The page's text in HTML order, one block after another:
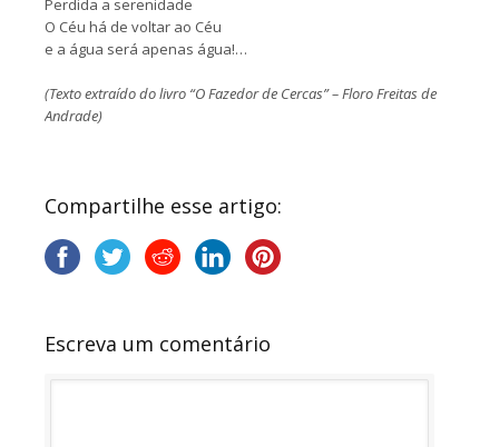
Perdida a serenidade
O Céu há de voltar ao Céu
e a água será apenas água!…
(Texto extraído do livro “O Fazedor de Cercas” – Floro Freitas de
Andrade)
Compartilhe esse artigo:
Escreva um comentário